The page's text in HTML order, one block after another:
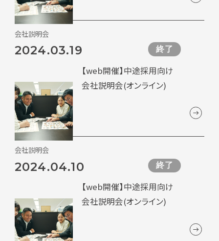
2024.03.19 終了
【web開催】中途採用向け
会社説明会(オンライン)
会社説明会
2024.04.10 終了
【web開催】中途採用向け
会社説明会(オンライン)
会社説明会